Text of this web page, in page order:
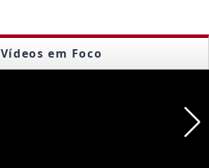
Vídeos em Foco